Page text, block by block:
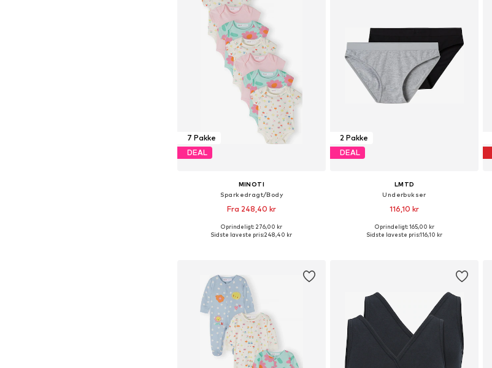
7 Pakke
DEAL
MINOTI
Sparkedragt/Body
Fra 248,40 kr
Fås i mange størrelser
Oprindeligt: 276,00 kr
Sidste laveste pris:248,40 kr
2 Pakke
DEAL
LMTD
Underbukser
116,10 kr
Oprindeligt: 165,00 kr
Sidste laveste pris:116,10 kr